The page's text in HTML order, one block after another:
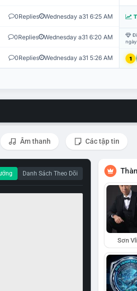
0Replies Wednesday a31 6:25 AM
0Replies Wednesday a31 6:20 AM
0Replies Wednesday a31 5:26 AM 1
Âm thanh Các tập tin
Danh Sách Theo Dõi
Sơn